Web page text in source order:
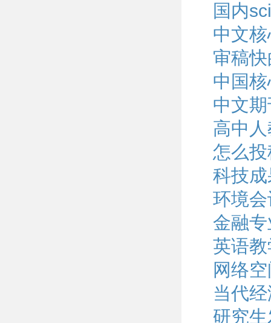
国内
中文
审稿
中国
中文
高中
怎么
科技
环境
金融
英语
网络
当代
研究